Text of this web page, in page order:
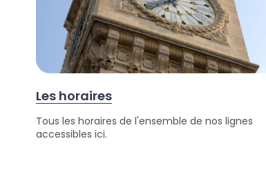
Les horaires
Tous les horaires de l'ensemble de nos lignes
accessibles ici.